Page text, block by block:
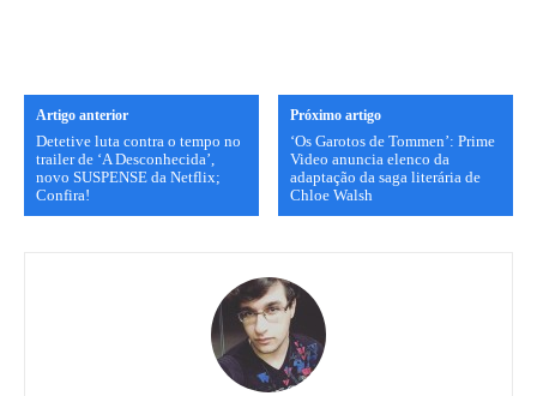
Artigo anterior
Detetive luta contra o tempo no
trailer de ‘A Desconhecida’,
novo SUSPENSE da Netflix;
Confira!
Próximo artigo
‘Os Garotos de Tommen’: Prime
Video anuncia elenco da
adaptação da saga literária de
Chloe Walsh